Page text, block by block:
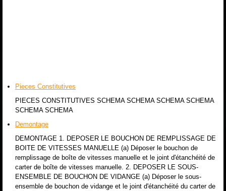
Pieces Constitutives
PIECES CONSTITUTIVES SCHEMA SCHEMA SCHEMA SCHEMA
SCHEMA SCHEMA
Demontage
DEMONTAGE 1. DEPOSER LE BOUCHON DE REMPLISSAGE DE
BOITE DE VITESSES MANUELLE (a) Déposer le bouchon de
remplissage de boîte de vitesses manuelle et le joint d'étanchéité de
carter de boîte de vitesses manuelle. 2. DEPOSER LE SOUS-
ENSEMBLE DE BOUCHON DE VIDANGE (a) Déposer le sous-
ensemble de bouchon de vidange et le joint d'étanchéité du carter de